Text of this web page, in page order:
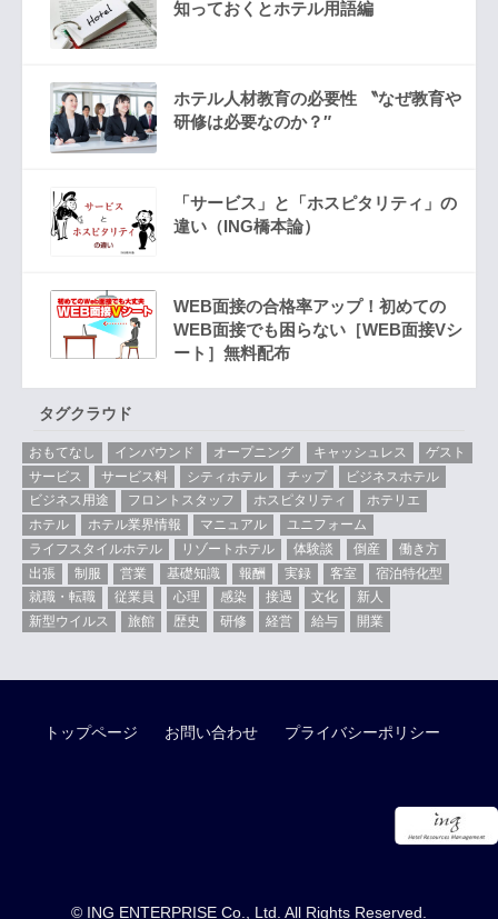
知っておくとホテル用語編
ホテル人材教育の必要性 〝なぜ教育や
研修は必要なのか？″
「サービス」と「ホスピタリティ」の
違い（ING橋本論）
WEB面接の合格率アップ！初めての
WEB面接でも困らない［WEB面接Vシ
ート］無料配布
タグクラウド
おもてなし インバウンド オープニング キャッシュレス
ゲスト
サービス
サービス料 シティホテル チップ
ビジネスホテル
ビジネス用途
フロントスタッフ ホスピタリティ
ホテリエ
ホテル
ホテル業界情報 マニュアル
ユニフォーム
ライフスタイルホテル
リゾートホテル 体験談 倒産
働き方
出張
制服 営業 基礎知識 報酬 実録 客室
宿泊特化型
就職・転職
従業員 心理 感染 接遇 文化
新人
新型ウイルス
旅館 歴史 研修 経営 給与 開業
トップページ お問い合わせ プライバシーポリシー
© ING ENTERPRISE Co., Ltd. All Rights Reserved.